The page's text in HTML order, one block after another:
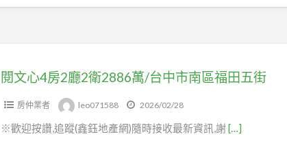
閱文心4房2廳2衛2886萬/台中市南區福田五街
房仲業者 leo071588 2026/02/28
※歡迎按讚,追蹤(鑫鈺地產網)隨時接收最新資訊,謝[…]